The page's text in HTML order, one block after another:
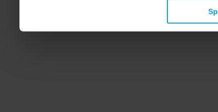
wyświetlanych Ci
zbieramy, udostępniamy